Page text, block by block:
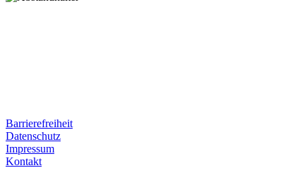
Barrierefreiheit
Datenschutz
Impressum
Kontakt